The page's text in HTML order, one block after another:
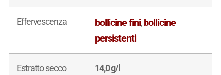
Effervescenza bollicine fini,bollicine
persistenti
Estratto secco
14,0 g/l